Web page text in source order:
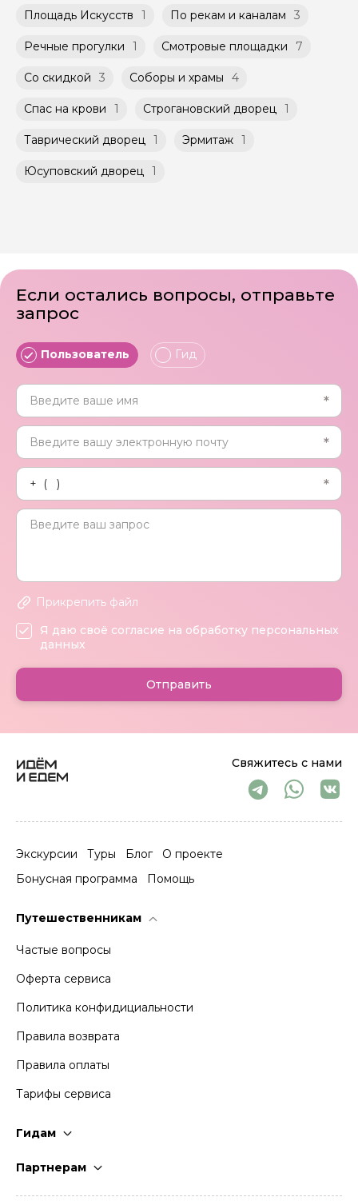
Площадь Искусств 1 По рекам и каналам 3
Речные прогулки 1 Смотровые площадки 7
Со скидкой 3 Соборы и храмы 4
Спас на крови 1 Строгановский дворец 1
Таврический дворец 1 Эрмитаж 1
Юсуповский дворец 1
Свяжитесь с нами
Экскурсии Туры Блог
О проекте
Бонусная программа
Помощь
Путешественникам
Частые вопросы
Оферта сервиса
Политика конфидициальности
Правила возврата
Правила оплаты
Тарифы сервиса
Гидам
Партнерам
Если остались вопросы, отправьте
запрос
Пользователь Гид
Прикрепить файл
Я даю своё согласие на обработку персональных
данных
Отправить